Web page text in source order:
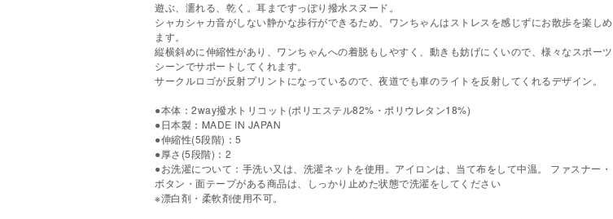
遊ぶ、濡れる、乾く。耳まですっぽり撥水スヌード。
シャカシャカ音がしない静かな歩行ができるため、ワンちゃんはストレスを感じずにお散歩を楽しめ
ます。
縦横斜めに伸縮性があり、ワンちゃんへの着脱もしやすく、動きも妨げにくいので、様々なスポーツ
シーンでサポートしてくれます。
サークルロゴが反射プリントになっているので、夜道でも車のライトを反射してくれるデザイン。
●本体：2way撥水トリコット(ポリエステル82%・ポリウレタン18%)
●日本製：MADE IN JAPAN
●伸縮性(5段階)：5
●厚さ(5段階)：2
●お洗濯について：手洗い又は、洗濯ネットを使用。アイロンは、当て布をして中温。 ファスナー・
ボタン・面テープがある商品は、しっかり止めた状態で洗濯をしてください
※漂白剤・柔軟剤使用不可。